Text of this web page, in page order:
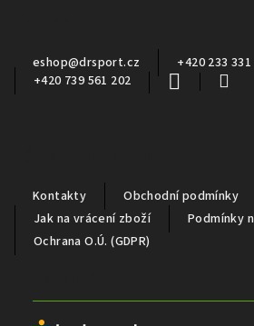
eshop@drsport.cz
+420 233 331
+420 739 561 202
Kontakty
Obchodní podmínky
Jak na vrácení zboží
Podmínky
Ochrana O.Ú. (GDPR)